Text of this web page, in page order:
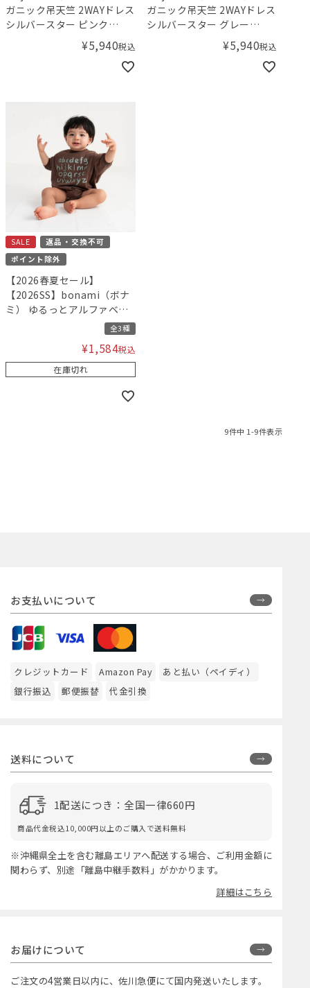
ガニック吊天竺 2WAYドレス
シルバースター ピンク
¥5,940税込
ガニック吊天竺 2WAYドレス
シルバースター グレー
¥5,940税込
SALE
返品・交換不可
ポイント除外
【2026春夏セール】
【2026SS】bonami（ボナ
ミ） ゆるっとアルファベッ
全3種
¥1,584税込
在庫切れ
9件中 1-9件表示
お支払いについて
クレジットカード Amazon Pay
あと払い（ペイディ）
銀行振込
郵便振替 代金引換
送料について
1配送につき：全国一律660円
商品代金税込10,000円以上のご購入で送料無料
※沖縄県全土を含む離島エリアへ配送する場合、ご利用金額に
関わらず、別途「離島中継手数料」がかかります。
詳細はこちら
お届けについて
ご注文の4営業日以内に、佐川急便にて国内発送いたします。